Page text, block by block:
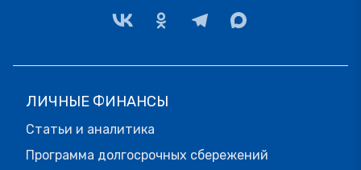
ЛИЧНЫЕ ФИНАНСЫ
Статьи и аналитика
Программа долгосрочных сбережений